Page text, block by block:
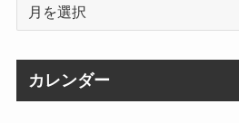
カレンダー